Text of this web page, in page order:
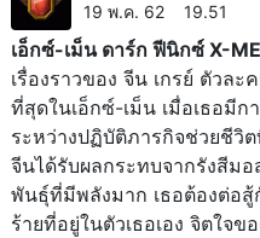
19 พ.ค. 62 19.51
เอ็กซ์-เม็น ดาร์ก ฟีนิกซ์ X-
เรื่องราวของ จีน เกรย์ ตัวล
ที่สุดในเอ็กซ์-เม็น เมื่อเธอมี
ระหว่างปฏิบัติภารกิจช่วยชีวิต
จีนได้รับผลกระทบจากรังสีม
พันธุ์ที่มีพลังมาก เธอต้องต่อ
ร้ายที่อยู่ในตัวเธอเอง จิตใจ